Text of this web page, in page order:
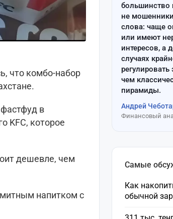
что комбо-набор
в
KFC, которое
дешевле, чем
напитком с
большинство
не
слова: чаще
или имеют
интересов, а
случаях
чем
пирамиды.
Андрей
Финансовый
Самые
Как
обычной